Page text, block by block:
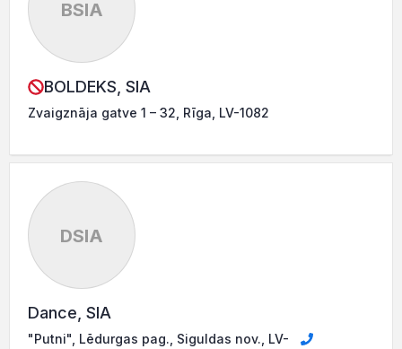
BSIA
BOLDEKS, SIA
Zvaigznāja gatve 1 – 32, Rīga, LV-1082
DSIA
Dance, SIA
"Putni", Lēdurgas pag., Siguldas nov., LV-